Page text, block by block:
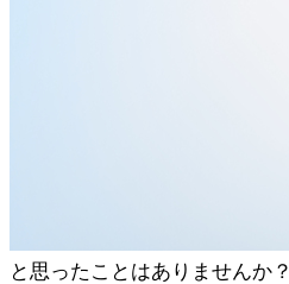
と思ったことはありませんか？